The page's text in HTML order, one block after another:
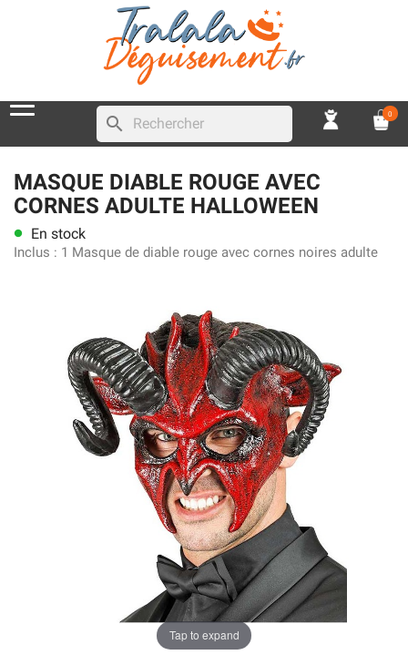
search 0
MASQUE DIABLE ROUGE AVEC
CORNES ADULTE HALLOWEEN
lens En stock
Inclus : 1 Masque de diable rouge avec cornes noires adulte
Tap to expand